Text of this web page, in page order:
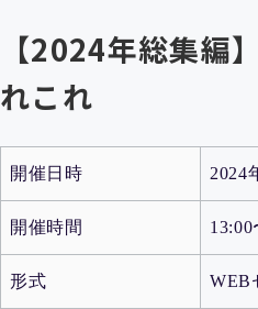
【2024年総集編
れこれ
開催日時 2024
開催時間 13:00
形式 WEB